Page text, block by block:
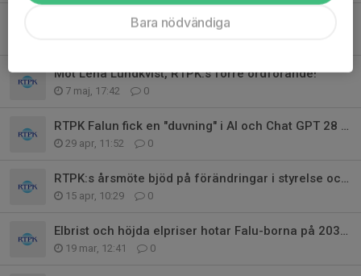
RTPK Falun på Runn med Slussbruden 2026
Möt Lena Lundkvist, RTPK:s förre ordförande!
7 maj, 17:42 0
RTPK Falun fick en "duvning" i AI och Chat GPT 28 april
29 apr, 11:52 0
RTPK:s årsmöte bjöd på förändringar i styrelse och valberedning
15 apr, 10:29 0
Elbrist och höjda elpriser hotar Falu-borna på 2030-talet.
19 mar, 12:41 0
Bara nödvändiga